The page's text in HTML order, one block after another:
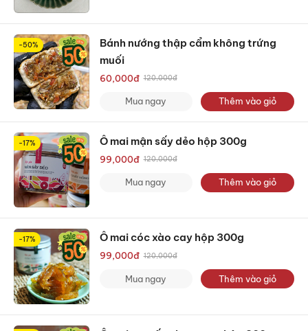
-50%
Bánh nướng thập cẩm không trứng
muối
60,000đ 120,000đ
Mua ngay Thêm vào giỏ
-17% Ô mai mận sấy dẻo hộp 300g
99,000đ 120,000đ
Mua ngay Thêm vào giỏ
-17% Ô mai cóc xào cay hộp 300g
99,000đ 120,000đ
Mua ngay Thêm vào giỏ